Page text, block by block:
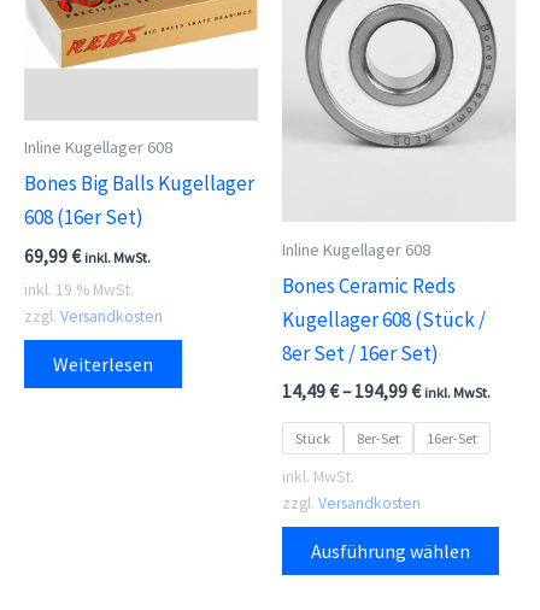
Inline Kugellager 608
Bones Big Balls Kugellager
608 (16er Set)
69,99€ inkl. MwSt.
inkl. 19 % MwSt.
zzgl. Versandkosten
Weiterlesen
Inline Kugellager 608
Bones Ceramic Reds
Kugellager 608 (Stück /
8er Set / 16er Set)
14,49€–194,99€ inkl. MwSt.
Stück 8er-Set 16er-Set
inkl. MwSt.
zzgl. Versandkosten
Ausführung wählen